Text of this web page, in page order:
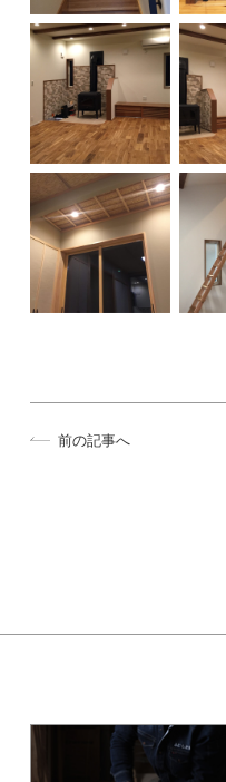
前の記事へ